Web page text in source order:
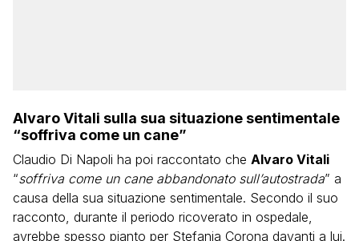
Alvaro Vitali sulla sua situazione sentimentale
“soffriva come un cane”
Claudio Di Napoli ha poi raccontato che Alvaro Vitali
“soffriva come un cane abbandonato sull’autostrada” a
causa della sua situazione sentimentale. Secondo il suo
racconto, durante il periodo ricoverato in ospedale,
avrebbe spesso pianto per Stefania Corona davanti a lui.